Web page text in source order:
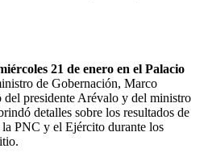
21 de enero en el Palacio
de Gobernación, Marco
presidente Arévalo y del ministro
detalles sobre los resultados de
PNC y el Ejército durante los